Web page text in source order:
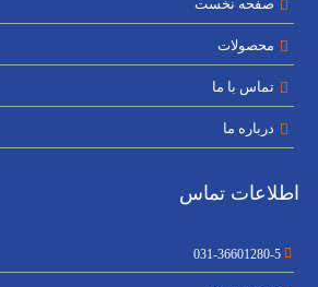
صفحه نخست
محصولات
تماس با ما
درباره ما
اطلاعات تماس
031-36601280-5